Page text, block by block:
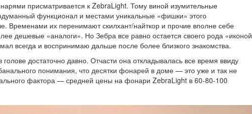
присматривается к ZebraLight. Тому виной изумительные
функционал и местами уникальные «фишки» этого
Временами их перенимают скилхант/найткор и прочие вполне себе
дешевые «аналоги». Но Зебра все равно остается своего рода «иконой
всегда и воспринимаю дальше после более близкого знакомства.
достаточно давно. Отчасти она откладывалась все время ввиду
понимания, что десятки фонарей в доме — это уже и так не
фактора — средней цены на фонари ZebraLight в 60-80-100